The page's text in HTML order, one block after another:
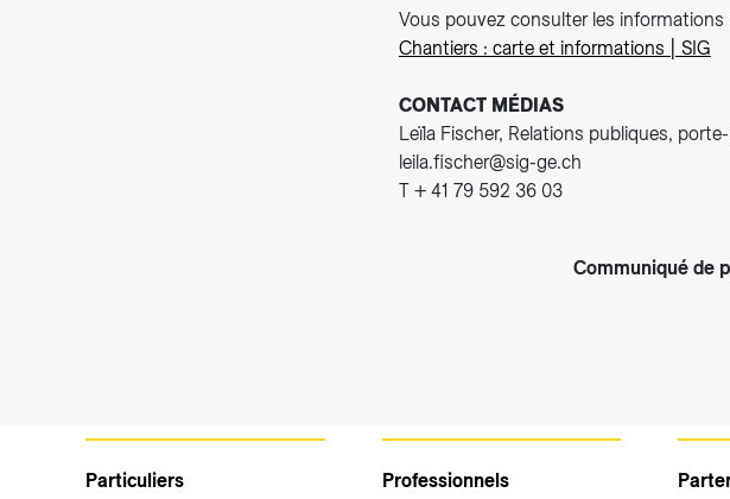
Vous pouvez consulter les
Chantiers : carte et informations | SIG
CONTACT MÉDIAS
Leïla Fischer, Relations publiques,
leila.fischer@sig-ge.ch
T + 41 79 592 36 03
Communiqué de
Particuliers Professionnels